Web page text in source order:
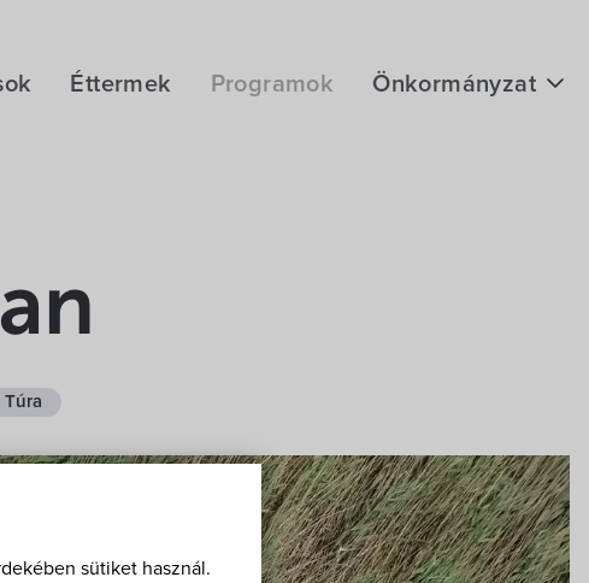
sütiket használ.
Éttermek Programok Önkormányzat
Egyesületek, alapítványok
Villa Igku Kft.
Túra